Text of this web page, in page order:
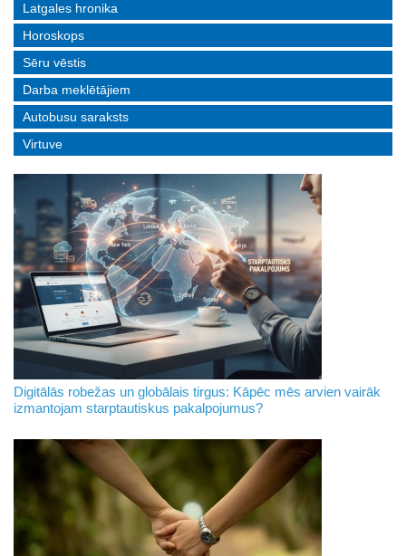
Latgales hronika
Horoskops
Sēru vēstis
Darba meklētājiem
Autobusu saraksts
Virtuve
Digitālās robežas un globālais tirgus: Kāpēc mēs arvien vairāk
izmantojam starptautiskus pakalpojumus?